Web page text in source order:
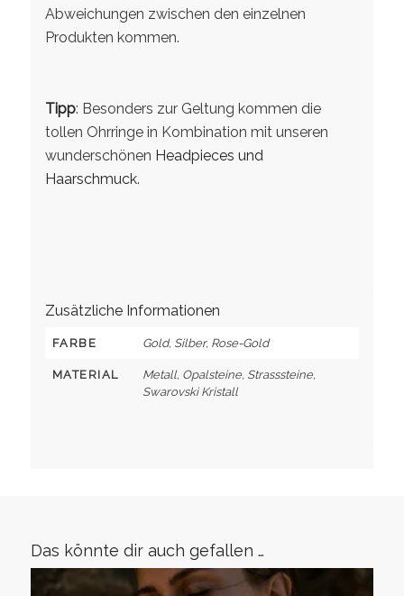
Abweichungen zwischen den einzelnen
Produkten kommen.
Tipp: Besonders zur Geltung kommen die
tollen Ohrringe in Kombination mit unseren
wunderschönen Headpieces und
Haarschmuck.
Zusätzliche Informationen
FARBE Gold, Silber, Rose-Gold
MATERIAL
Metall, Opalsteine, Strasssteine,
Swarovski Kristall
Das könnte dir auch gefallen …